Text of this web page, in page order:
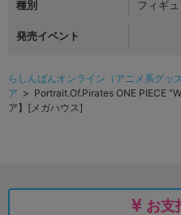
種別 フィギュ
発売イベント
らしんばんオンライン（アニメ系グッ
ア > Portrait.Of.Pirates ONE PIECE
ア】[メガハウス]
お支